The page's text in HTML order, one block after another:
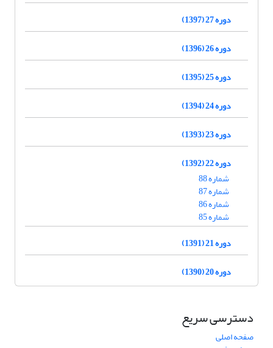
دوره 27 (1397)
دوره 26 (1396)
دوره 25 (1395)
دوره 24 (1394)
دوره 23 (1393)
دوره 22 (1392)
شماره 88
شماره 87
شماره 86
شماره 85
دوره 21 (1391)
دوره 20 (1390)
دسترسی سریع
صفحه اصلی